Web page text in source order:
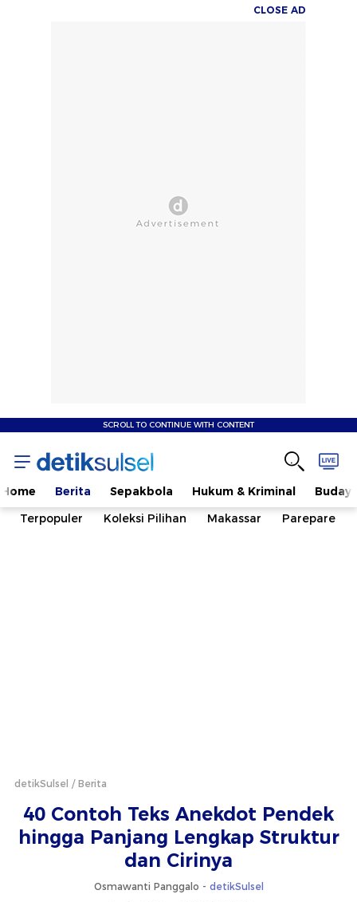
CLOSE AD
SCROLL TO CONTINUE WITH CONTENT
Home Berita Sepakbola Hukum & Kriminal
Terpopuler
Koleksi Pilihan Makassar Parepare
detikSulsel Berita
40 Contoh Teks Anekdot Pendek
hingga Panjang Lengkap Struktur
dan Cirinya
Osmawanti Panggalo - detikSulsel